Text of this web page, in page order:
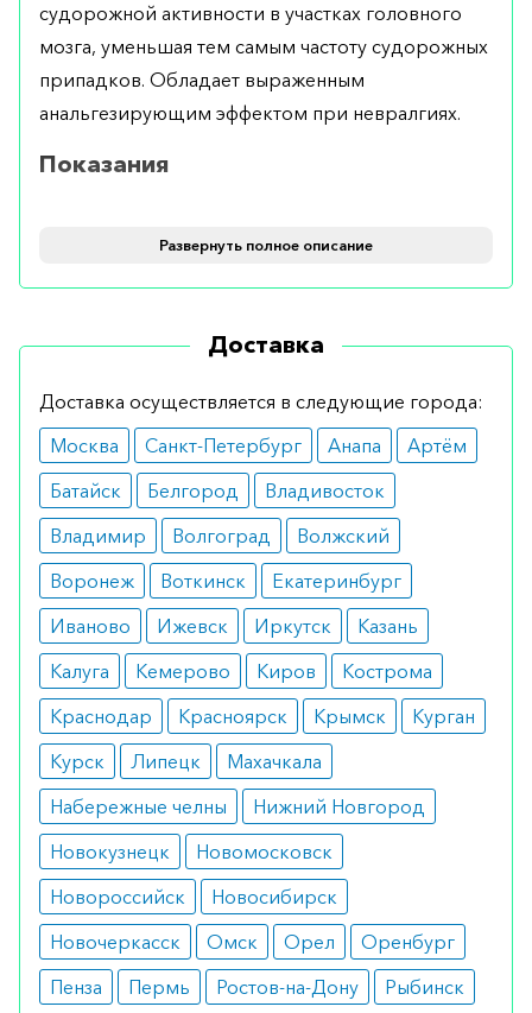
судорожной активности в участках головного
мозга, уменьшая тем самым частоту судорожных
припадков. Обладает выраженным
анальгезирующим эффектом при невралгиях.
Показания
приступах, миоклонических припадках, при
невралгии тройничного нерва.
Противопоказания
лет. Возможным ограничением является период
лактации и почечная недостаточность.
Побочные эффекты
При правильно подобранной дозировке не
вызывает побочных эффектов. Указывать на
передозировку может выраженная головная
боль и тошнота.
Режим дозирования
Суточной дозировкой для взрослого пациента
является 750-2000 мг в зависимости от массы
тела. Минимальной дозировкой для детей
весом до 13 кг будет 250 мг.
Особые указания
Применение длительное. Уменьшать дозировку
разрешается только в том случае, если
Развернуть полное описание
Доставка
Доставка осуществляется в следующие города:
Москва
Санкт-Петербург Анапа
Артём
Батайск
Белгород
Владивосток
Владимир
Волгоград
Волжский
Воронеж
Воткинск
Екатеринбург
Иваново
Ижевск Иркутск
Казань
Калуга
Кемерово Киров
Кострома
Краснодар
Красноярск Крымск
Курган
Курск
Липецк
Махачкала
Набережные челны
Нижний Новгород
Новокузнецк
Новомосковск
Новороссийск
Новосибирск
Новочеркасск
Омск Орел
Оренбург
Пенза
Пермь Ростов-на-Дону
Рыбинск